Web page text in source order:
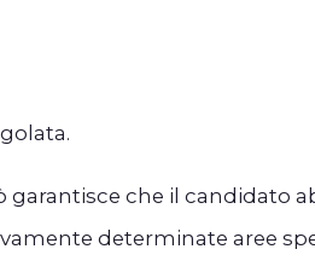
garantisce che il candidato
determinate aree